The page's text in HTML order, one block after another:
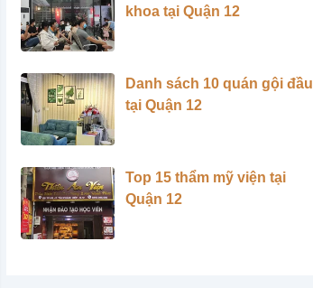
khoa tại Quận 12
Danh sách 10 quán gội đầu
tại Quận 12
Top 15 thẩm mỹ viện tại
Quận 12